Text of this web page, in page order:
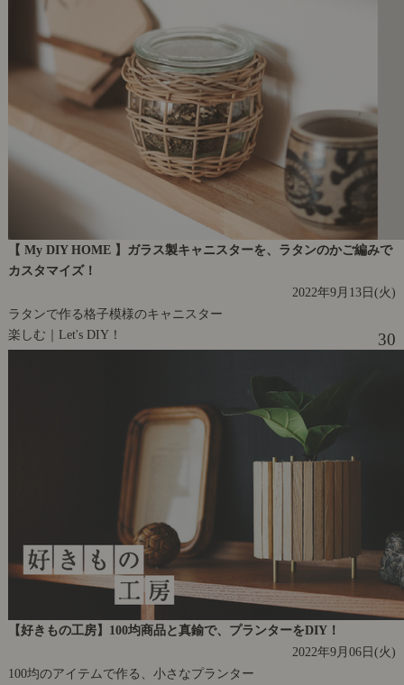
【 My DIY HOME 】ガラス製キャニスターを、ラタンのかご編みで
カスタマイズ！
2022年9月13日(火)
ラタンで作る格子模様のキャニスター
楽しむ｜Let's DIY！
30
【好きもの工房】100均商品と真鍮で、プランターをDIY！
2022年9月06日(火)
100均のアイテムで作る、小さなプランター